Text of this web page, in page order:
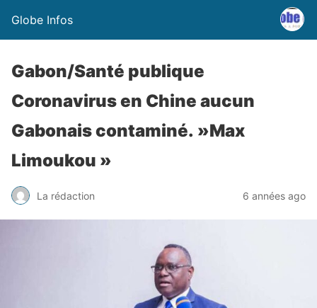
Globe Infos
Gabon/Santé publique
Coronavirus en Chine aucun
Gabonais contaminé. »Max
Limoukou »
La rédaction 6 années ago